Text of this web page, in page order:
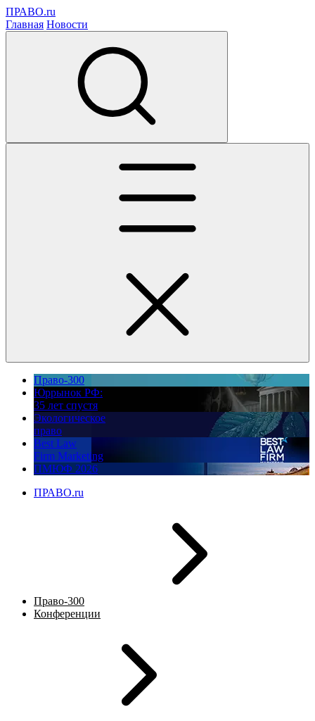
ПРАВО.ru
Главная Новости
Право-300
Юррынок РФ:
35 лет спустя
Экологическое
право
Best Law
Firm Marketing
ПМЮФ 2026
ПРАВО.ru
Право-300
Конференции